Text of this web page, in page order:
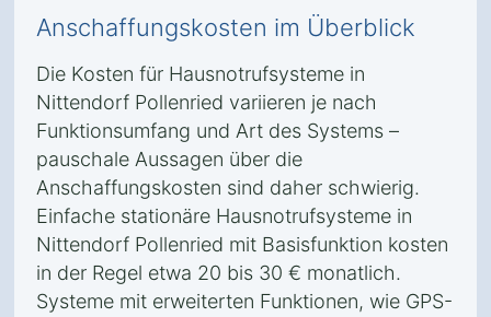
Anschaffungskosten im Überblick
Die Kosten für Hausnotrufsysteme in
Nittendorf Pollenried variieren je nach
Funktionsumfang und Art des Systems –
pauschale Aussagen über die
Anschaffungskosten sind daher schwierig.
Einfache stationäre Hausnotrufsysteme in
Nittendorf Pollenried mit Basisfunktion kosten
in der Regel etwa 20 bis 30 € monatlich.
Systeme mit erweiterten Funktionen, wie GPS-